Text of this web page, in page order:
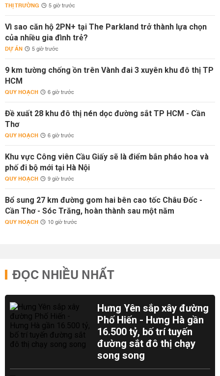
THỊ TRƯỜNG 5 giờ trước
Vì sao căn hộ 2PN+ tại The Parkland trở thành lựa chọn
của nhiều gia đình trẻ?
DỰ ÁN 5 giờ trước
9 km tường chống ồn trên Vành đai 3 xuyên khu đô thị TP
HCM
QUY HOẠCH 6 giờ trước
Đề xuất 28 khu đô thị nén dọc đường sắt TP HCM - Cần
Thơ
QUY HOẠCH 6 giờ trước
Khu vực Công viên Cầu Giấy sẽ là điểm bắn pháo hoa và
phố đi bộ mới tại Hà Nội
QUY HOẠCH 9 giờ trước
Bổ sung 27 km đường gom hai bên cao tốc Châu Đốc -
Cần Thơ - Sóc Trăng, hoàn thành sau một năm
QUY HOẠCH 10 giờ trước
ĐỌC NHIỀU NHẤT
Hưng Yên sắp xây đường
Phố Hiến - Hưng Hà gần
16.500 tỷ, bố trí tuyến
đường sắt đô thị chạy
song song